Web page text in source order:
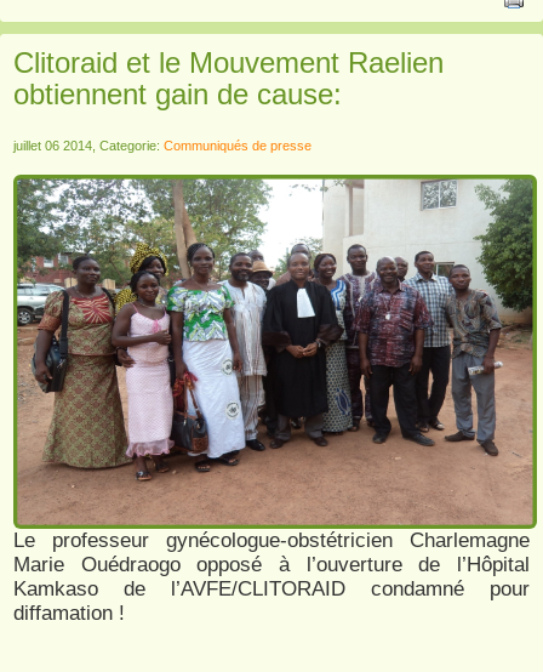
Clitoraid et le Mouvement Raelien
obtiennent gain de cause:
juillet 06 2014, Categorie: Communiqués de presse
Le professeur gynécologue-obstétricien Charlemagne
Marie Ouédraogo opposé à l’ouverture de l’Hôpital
Kamkaso de l’AVFE/CLITORAID condamné pour
diffamation !